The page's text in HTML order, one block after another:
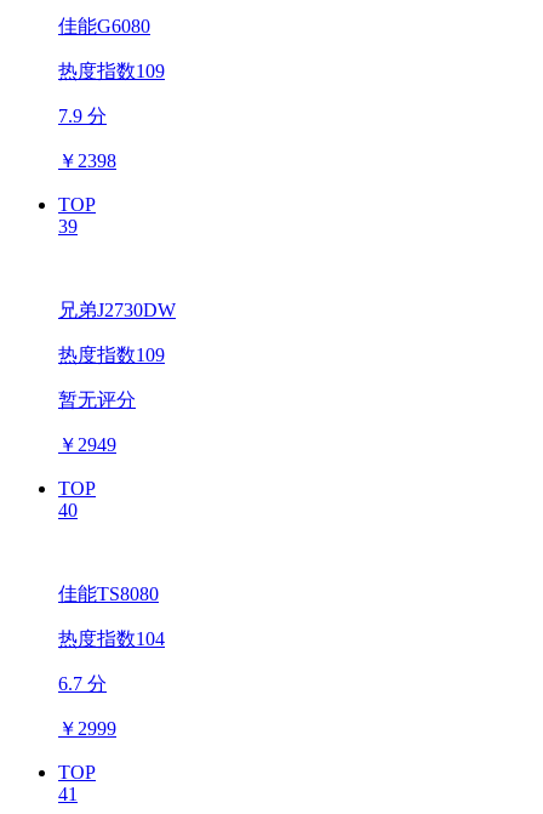
佳能G6080
热度指数109
7.9 分
￥ 2398
TOP
39
兄弟J2730DW
热度指数109
暂无评分
￥ 2949
TOP
40
佳能TS8080
热度指数104
6.7 分
￥ 2999
TOP
41